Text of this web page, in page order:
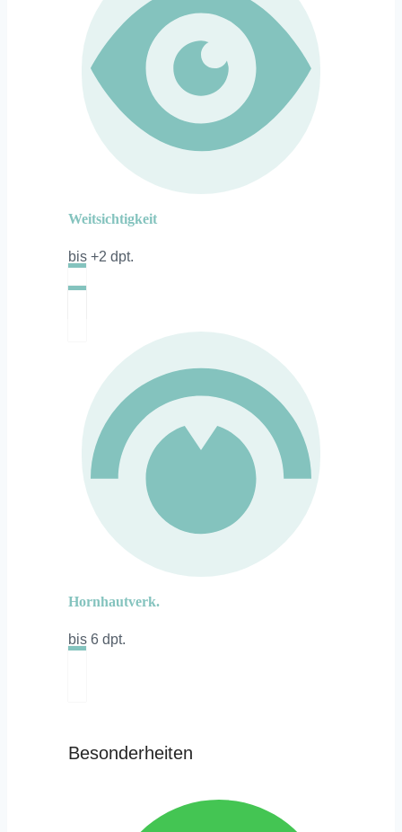
Weitsichtigkeit
bis +2 dpt.
Hornhautverk.
bis 6 dpt.
Besonderheiten